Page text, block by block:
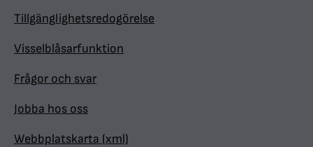
Tillgänglighetsredogörelse
Visselblåsarfunktion
Frågor och svar
Jobba hos oss
Webbplatskarta (xml)